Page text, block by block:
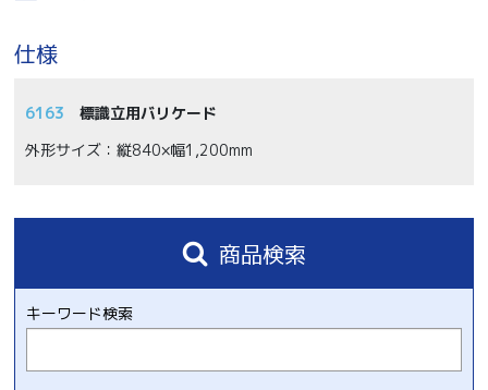
仕様
6163
標識立用バリケード
外形サイズ：縦840×幅1,200mm
商品検索
キーワード検索